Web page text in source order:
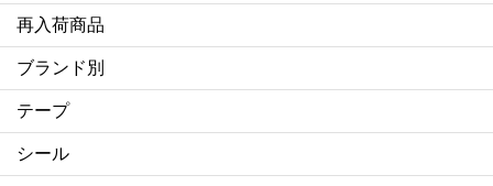
再入荷商品
ブランド別
テープ
シール